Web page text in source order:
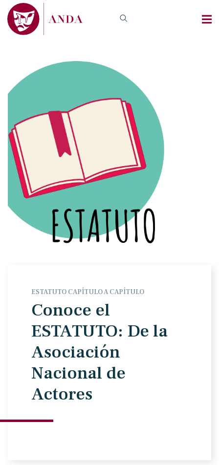
ESTATUTO CAPÍTULO A CAPÍTULO
Conoce el
ESTATUTO: De la
Asociación
Nacional de
Actores